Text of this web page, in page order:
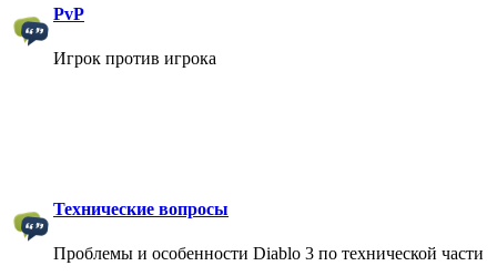
PvP
Игрок против игрока
Технические вопросы
Проблемы и особенности Diablo 3 по технической части